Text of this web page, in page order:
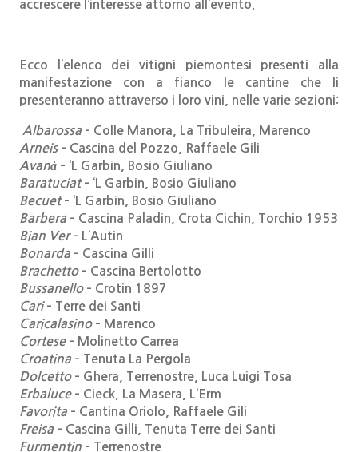
accrescere l’interesse attorno all’evento.
Ecco l’elenco dei vitigni piemontesi presenti alla
manifestazione con a fianco le cantine che li
presenteranno attraverso i loro vini, nelle varie sezioni:
Albarossa – Colle Manora, La Tribuleira, Marenco
Arneis– Cascina del Pozzo, Raffaele Gili
Avanà – ‘L Garbin, Bosio Giuliano
Baratuciat– ‘L Garbin, Bosio Giuliano
Becuet– ‘L Garbin, Bosio Giuliano
Barbera – Cascina Paladin, Crota Cichin, Torchio 1953
Bian Ver– L’Autin
Bonarda – Cascina Gilli
Brachetto– Cascina Bertolotto
Bussanello– Crotin 1897
Cari– Terre dei Santi
Caricalasino – Marenco
Cortese – Molinetto Carrea
Croatina – Tenuta La Pergola
Dolcetto– Ghera, Terrenostre, Luca Luigi Tosa
Erbaluce– Cieck, La Masera, L’Erm
Favorita – Cantina Oriolo, Raffaele Gili
Freisa – Cascina Gilli, Tenuta Terre dei Santi
Furmentin – Terrenostre